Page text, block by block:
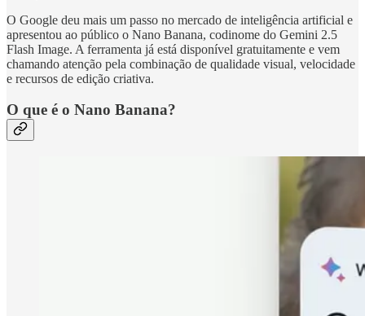
O Google deu mais um passo no mercado de inteligência artificial e
apresentou ao público o Nano Banana, codinome do Gemini 2.5
Flash Image. A ferramenta já está disponível gratuitamente e vem
chamando atenção pela combinação de qualidade visual, velocidade
e recursos de edição criativa.
O que é o Nano Banana?